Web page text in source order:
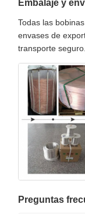
Embalaje y
Todas las
envases de
transporte seguro.
Preguntas